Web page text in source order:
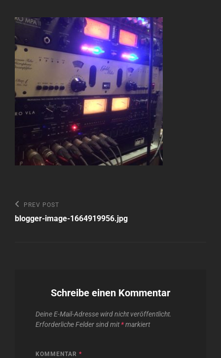
Beitragsnavigation
Previous
Post
PREV POST
blogger-image-1664919956.jpg
Schreibe einen Kommentar
Deine E-Mail-Adresse wird nicht veröffentlicht.
Erforderliche Felder sind mit*markiert
KOMMENTAR *